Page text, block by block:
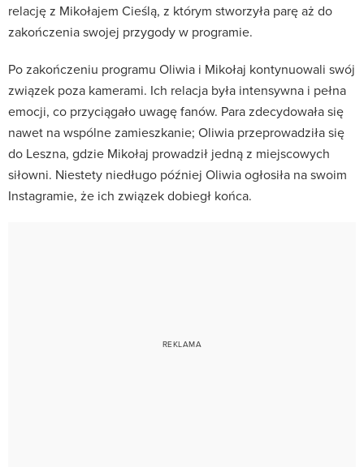
relację z Mikołajem Cieślą, z którym stworzyła parę aż do
zakończenia swojej przygody w programie.​
Po zakończeniu programu Oliwia i Mikołaj kontynuowali swój
związek poza kamerami. Ich relacja była intensywna i pełna
emocji, co przyciągało uwagę fanów. Para zdecydowała się
nawet na wspólne zamieszkanie; Oliwia przeprowadziła się
do Leszna, gdzie Mikołaj prowadził jedną z miejscowych
siłowni. Niestety niedługo później Oliwia ogłosiła na swoim
Instagramie, że ich związek dobiegł końca.